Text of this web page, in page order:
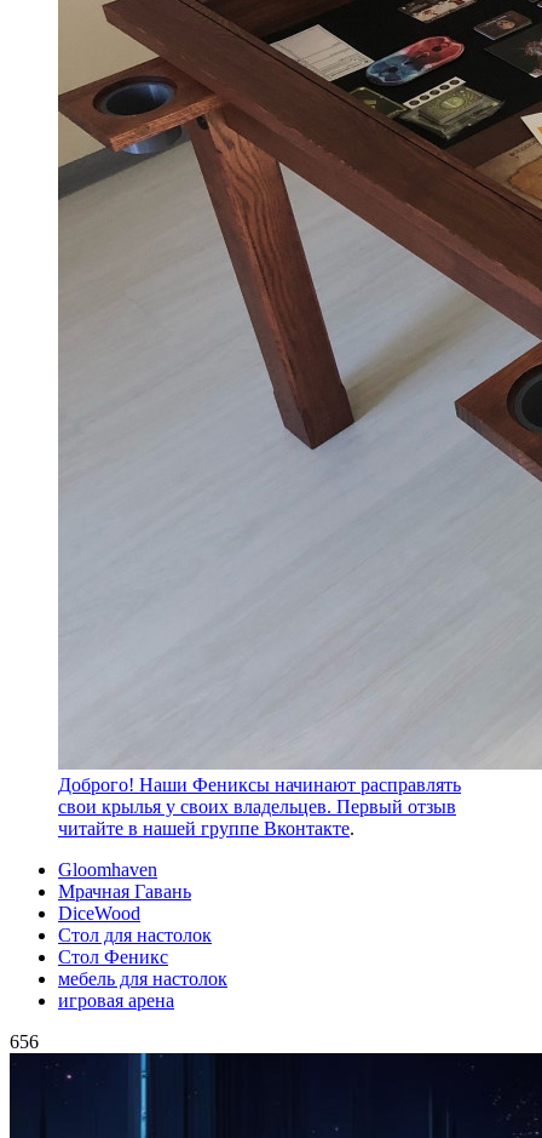
Доброго! Наши Фениксы начинают расправлять
свои крылья у своих владельцев. Первый отзыв
читайте в нашей группе Вконтакте.
Gloomhaven
Мрачная Гавань
DiceWood
Стол для настолок
Стол Феникс
мебель для настолок
игровая арена
656